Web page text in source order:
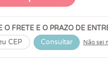
O FRETE E O PRAZO DE
Consultar
Não sei